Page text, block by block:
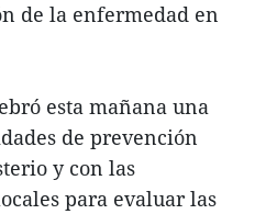
de la enfermedad en
esta mañana una
de prevención
y con las
para evaluar las